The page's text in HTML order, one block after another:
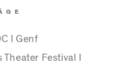
I Genf
Festival I